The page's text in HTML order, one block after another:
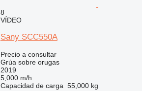
8
VÍDEO
Sany SCC550A
Precio a consultar
Grúa sobre orugas
2019
5,000 m/h
Capacidad de carga 55,000 kg